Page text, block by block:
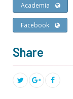
Academia
Facebook
Share